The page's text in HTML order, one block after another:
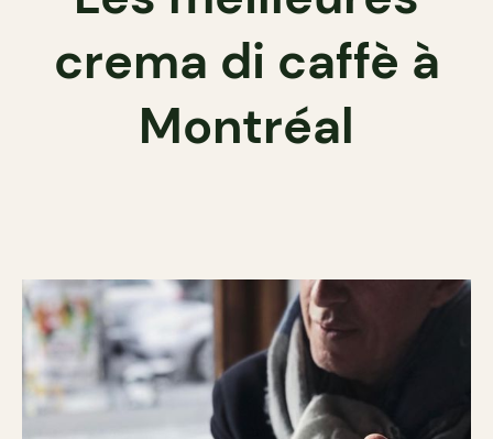
crema di caffè à
Montréal